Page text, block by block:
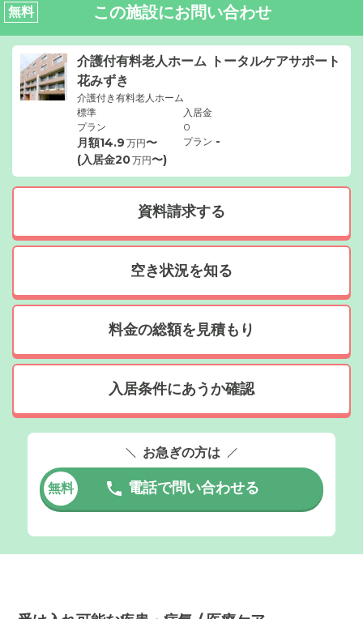
無料 この施設にお問い合わせ
介護付有料老人ホーム トータルケアサポート
花みずき
介護付き有料老人ホーム
標準
プラン
月額14.9 万円〜
(入居金20万円〜)
入居金
0
プラン -
資料請求する
空き状況を知る
料金の総額を見積もり
入居条件にあうか確認
お急ぎの方は
無料 電話で問い合わせる